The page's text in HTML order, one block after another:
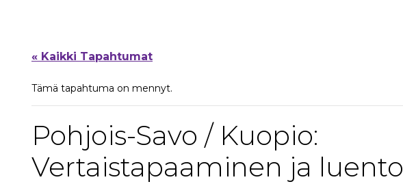
« Kaikki Tapahtumat
Tämä tapahtuma on mennyt.
Pohjois-Savo / Kuopio:
Vertaistapaaminen ja luento